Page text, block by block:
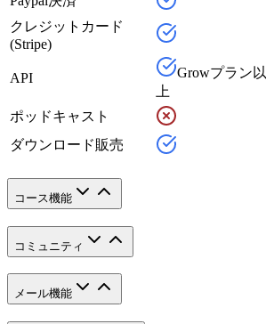
クレジットカード
(Stripe)
API
Growプラン以
上
ポッドキャスト
ダウンロード販売
コース機能
コミュニティ
メール機能